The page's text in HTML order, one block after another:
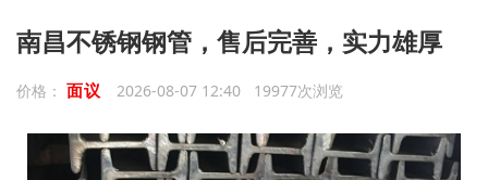
南昌不锈钢钢管，售后完善，实力雄厚
价格： 面议 2026-08-07 12:40 19977次浏览